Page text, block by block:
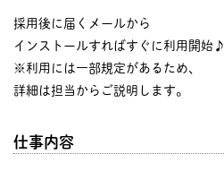
採用後に届くメールから
インストールすればすぐに利用開始♪
※利用には一部規定があるため、
詳細は担当からご説明します。
仕事内容